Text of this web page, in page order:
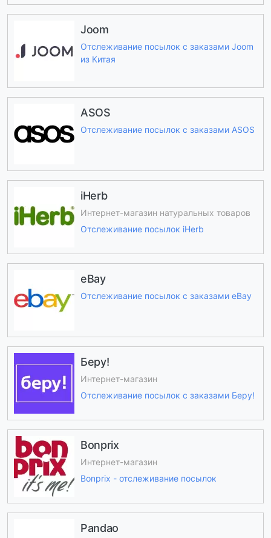
Joom
Отслеживание посылок с заказами Joom
из Китая
ASOS
Отслеживание посылок с заказами ASOS
iHerb
Интернет-магазин натуральных товаров
Отслеживание посылок iHerb
eBay
Отслеживание посылок с заказами eBay
Беру!
Интернет-магазин
Отслеживание посылок с заказами Беру!
Bonprix
Интернет-магазин
Bonprix - отслеживание посылок
Pandao